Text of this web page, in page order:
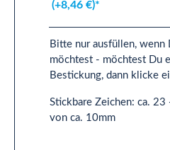
(+8,46 €)*
Bitte nur ausfüllen, wenn
möchtest - möchtest Du
Bestickung, dann klicke
Stickbare Zeichen: ca.
von ca. 10mm